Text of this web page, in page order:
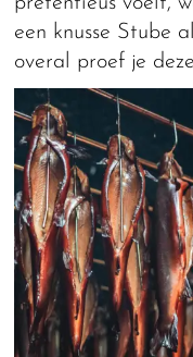
een knusse Stube
overal proef je